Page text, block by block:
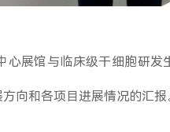
展馆与临床级干细胞研
向和各项目进展情况的汇报